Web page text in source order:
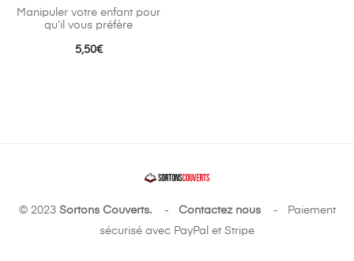
Manipuler votre enfant pour
qu’il vous préfère
5,50€
© 2023 Sortons Couverts.- Contactez nous- Paiement
sécurisé avec PayPal et Stripe